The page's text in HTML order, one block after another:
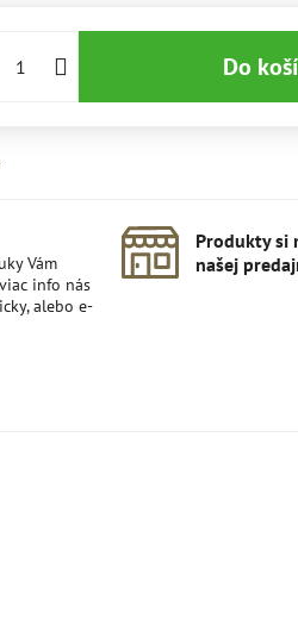
Do
Vám
info nás
alebo e-
Produkty si
našej